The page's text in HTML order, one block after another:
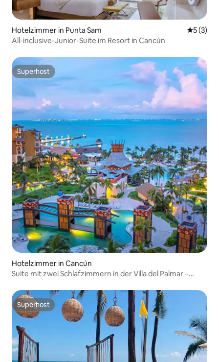
Hotelzimmer in Punta Sam
5 (3)
All-inclusive-Junior-Suite im Resort in Cancún
Superhost
Superhost
Hotelzimmer in Cancún
Suite mit zwei Schlafzimmern in der Villa del Palmar –
Superhost
Superhost